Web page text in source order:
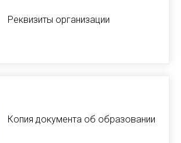
Реквизиты организации
Копия документа об образовании